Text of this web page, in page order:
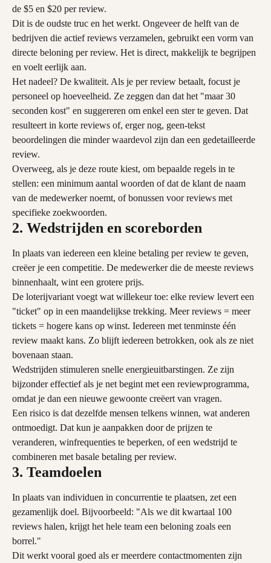
de $5 en $20 per review.
Dit is de oudste truc en het werkt. Ongeveer de helft van de
bedrijven die actief reviews verzamelen, gebruikt een vorm van
directe beloning per review. Het is direct, makkelijk te begrijpen
en voelt eerlijk aan.
Het nadeel? De kwaliteit. Als je per review betaalt, focust je
personeel op hoeveelheid. Ze zeggen dan dat het "maar 30
seconden kost" en suggereren om enkel een ster te geven. Dat
resulteert in korte reviews of, erger nog, geen-tekst
beoordelingen die minder waardevol zijn dan een gedetailleerde
review.
Overweeg, als je deze route kiest, om bepaalde regels in te
stellen: een minimum aantal woorden of dat de klant de naam
van de medewerker noemt, of bonussen voor reviews met
specifieke zoekwoorden.
2. Wedstrijden en scoreborden
In plaats van iedereen een kleine betaling per review te geven,
creëer je een competitie. De medewerker die de meeste reviews
binnenhaalt, wint een grotere prijs.
De loterijvariant voegt wat willekeur toe: elke review levert een
"ticket" op in een maandelijkse trekking. Meer reviews = meer
tickets = hogere kans op winst. Iedereen met tenminste één
review maakt kans. Zo blijft iedereen betrokken, ook als ze niet
bovenaan staan.
Wedstrijden stimuleren snelle energieuitbarstingen. Ze zijn
bijzonder effectief als je net begint met een reviewprogramma,
omdat je dan een nieuwe gewoonte creëert van vragen.
Een risico is dat dezelfde mensen telkens winnen, wat anderen
ontmoedigt. Dat kun je aanpakken door de prijzen te
veranderen, winfrequenties te beperken, of een wedstrijd te
combineren met basale betaling per review.
3. Teamdoelen
In plaats van individuen in concurrentie te plaatsen, zet een
gezamenlijk doel. Bijvoorbeeld: "Als we dit kwartaal 100
reviews halen, krijgt het hele team een beloning zoals een
borrel."
Dit werkt vooral goed als er meerdere contactmomenten zijn